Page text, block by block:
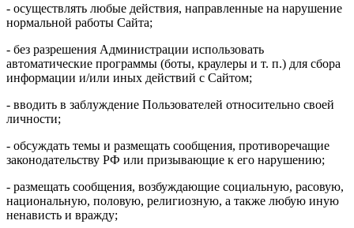
- осуществлять любые действия, направленные на нарушение
нормальной работы Сайта;
- без разрешения Администрации использовать
автоматические программы (боты, краулеры и т. п.) для сбора
информации и/или иных действий с Сайтом;
- вводить в заблуждение Пользователей относительно своей
личности;
- обсуждать темы и размещать сообщения, противоречащие
законодательству РФ или призывающие к его нарушению;
- размещать сообщения, возбуждающие социальную, расовую,
национальную, половую, религиозную, а также любую иную
ненависть и вражду;